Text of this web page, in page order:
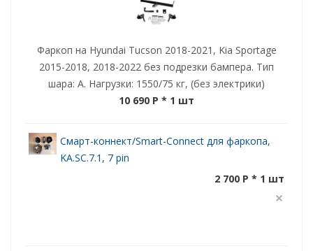
Фаркоп на Hyundai Tucson 2018-2021, Kia Sportage
2015-2018, 2018-2022 без подрезки бампера. Тип
шара: A. Нагрузки: 1550/75 кг, (без электрики)
10 690 P * 1 шт
Смарт-коннект/Smart-Connect для фаркопа,
KA.SC.7.1, 7 pin
2 700 P * 1 шт